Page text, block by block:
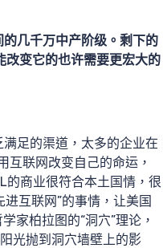
几千万中产阶级。剩下的
改变它的也许需要更宏大的
足的渠道，太多的企业在
互联网改变自己的命运，
的商业很符合本土国情，很
互联网”的事情，让美国
家柏拉图的“洞穴”理论，
光抛到洞穴墙壁上的影